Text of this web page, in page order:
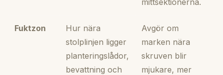
Fuktzon
Hur nära
stolplinjen ligger
planteringslådor,
bevattning och
Avgör om
marken nära
skruven blir
mjukare, mer